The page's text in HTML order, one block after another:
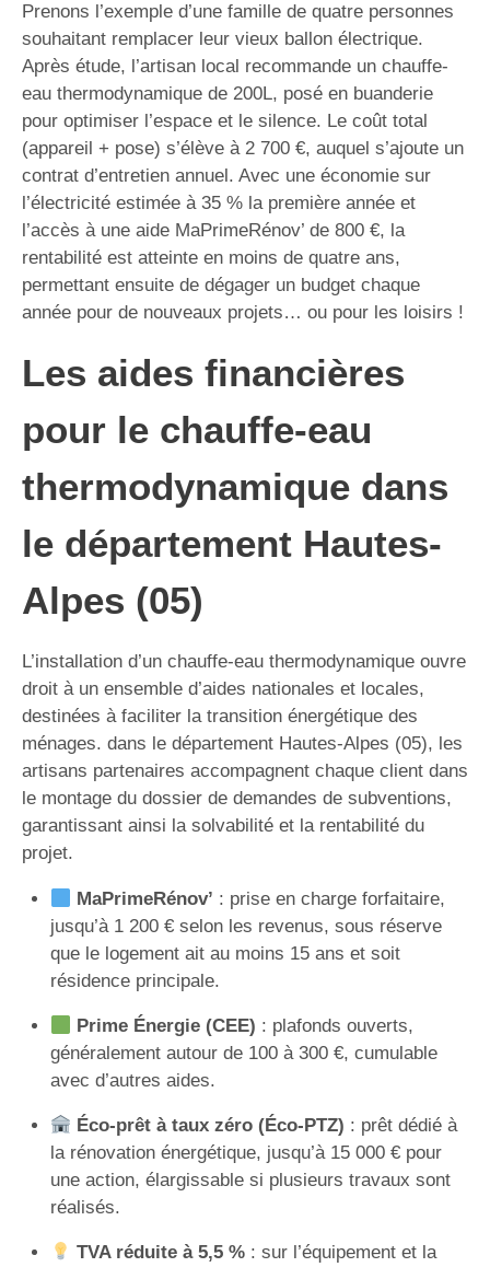
Prenons l’exemple d’une famille de quatre personnes
souhaitant remplacer leur vieux ballon électrique.
Après étude, l’artisan local recommande un chauffe-
eau thermodynamique de 200L, posé en buanderie
pour optimiser l’espace et le silence. Le coût total
(appareil + pose) s’élève à 2 700 €, auquel s’ajoute un
contrat d’entretien annuel. Avec une économie sur
l’électricité estimée à 35 % la première année et
l’accès à une aide MaPrimeRénov’ de 800 €, la
rentabilité est atteinte en moins de quatre ans,
permettant ensuite de dégager un budget chaque
année pour de nouveaux projets… ou pour les loisirs !
Les aides financières
pour le chauffe-eau
thermodynamique dans
le département Hautes-
Alpes (05)
L’installation d’un chauffe-eau thermodynamique ouvre
droit à un ensemble d’aides nationales et locales,
destinées à faciliter la transition énergétique des
ménages. dans le département Hautes-Alpes (05), les
artisans partenaires accompagnent chaque client dans
le montage du dossier de demandes de subventions,
garantissant ainsi la solvabilité et la rentabilité du
projet.
MaPrimeRénov’ : prise en charge forfaitaire,
jusqu’à 1 200 € selon les revenus, sous réserve
que le logement ait au moins 15 ans et soit
résidence principale.
Prime Énergie (CEE) : plafonds ouverts,
généralement autour de 100 à 300 €, cumulable
avec d’autres aides.
Éco-prêt à taux zéro (Éco-PTZ) : prêt dédié à
la rénovation énergétique, jusqu’à 15 000 € pour
une action, élargissable si plusieurs travaux sont
réalisés.
TVA réduite à 5,5 %: sur l’équipement et la